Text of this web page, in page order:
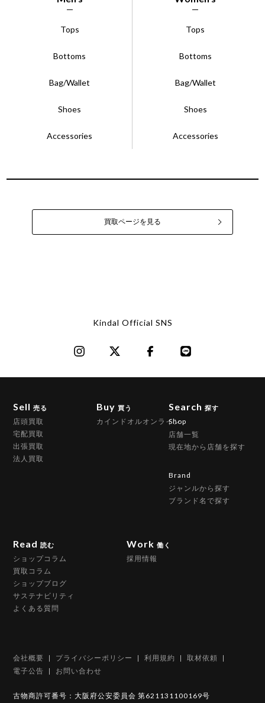
Tops
Bottoms
Bag/Wallet
Shoes
Accessories
Tops
Bottoms
Bag/Wallet
Shoes
Accessories
買取ページを見る
Kindal Official SNS
Sell売る
店頭買取
宅配買取
出張買取
法人買取
Buy 買う
カインドオルオンライン
Search 探す
Shop
店舗一覧
現在地から店舗を探す
Brand
ジャンルから探す
ブランド名で探す
Read読む
ショップコラム
買取コラム
ショップブログ
サステナビリティ
よくある質問
Work 働く
採用情報
会社概要 プライバシーポリシー 利用規約
取材依頼
電子公告
お問い合わせ
古物商許可番号：大阪府公安委員会 第621131100169号